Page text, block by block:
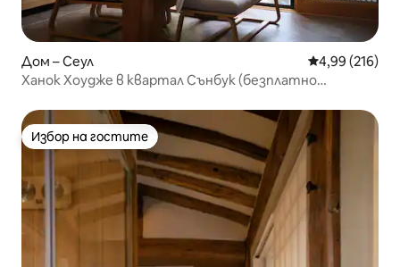
Дом – Сеул Средна
4,99 (216)
Ханок Хоудже в квартал Сънбук (безплатно
Избор на гостите
Избор на гостите